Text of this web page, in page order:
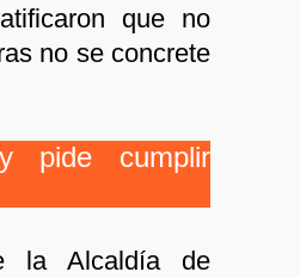
que no
no se concrete
pide cumplir
la Alcaldía de